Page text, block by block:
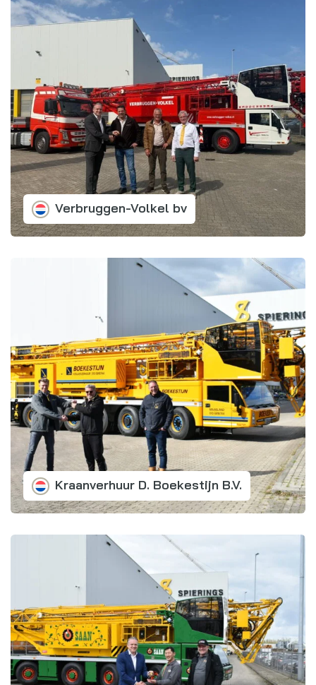
Verbruggen-Volkel bv
Kraanverhuur D. Boekestijn B.V.